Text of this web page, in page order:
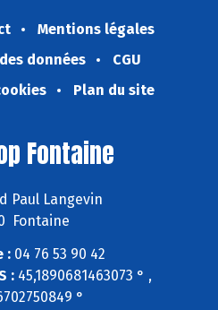
Mentions légales
données
CGU
Plan du site
Fontaine
Paul Langevin
Fontaine
:04 76 53 90 42
: 45,1890681463073 ° ,
°